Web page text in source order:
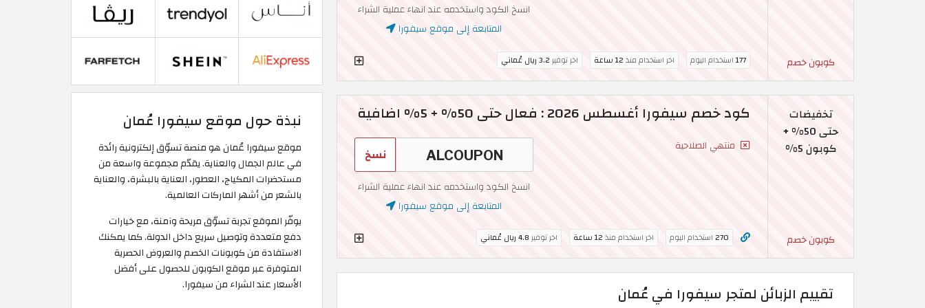
كوبون خصم
انسخ الكود واستخدمه عند انهاء عملية الشراء
المتابعة إلى موقع سيفورا
177استخدام اليوم اخر استخدام منذ12 ساعة اخر توفير3.2 ريال عُماني
تخفيضات
حتى 50% +
كوبون 5%
كوبون خصم
كود خصم سيفورا أغسطس 2026 : فعال حتى 50% + 5% اضافية
منتهي الصلاحية نسخ
انسخ الكود واستخدمه عند انهاء عملية الشراء
المتابعة إلى موقع سيفورا
270استخدام اليوم اخر استخدام منذ12 ساعة اخر توفير4.8 ريال عُماني
تقييم الزبائن لمتجر سيفورا في عُمان
نبذة حول موقع سيفورا عُمان
موقع سيفورا عُمان هو منصة تسوّق إلكترونية رائدة
في عالم الجمال والعناية. يقدّم مجموعة واسعة من
مستحضرات المكياج، العطور، العناية بالبشرة، والعناية
بالشعر من أشهر الماركات العالمية.
يوفّر الموقع تجربة تسوّق مريحة وآمنة، مع خيارات
دفع متعددة وتوصيل سريع داخل الدولة. كما يمكنك
الاستفادة من كوبونات الخصم والعروض الحصرية
المتوفرة عبر موقع الكوبون للحصول على أفضل
الأسعار عند الشراء من سيفورا.